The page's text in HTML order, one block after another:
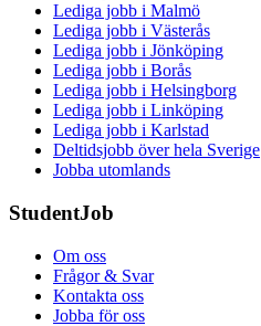
Lediga jobb i Malmö
Lediga jobb i Västerås
Lediga jobb i Jönköping
Lediga jobb i Borås
Lediga jobb i Helsingborg
Lediga jobb i Linköping
Lediga jobb i Karlstad
Deltidsjobb över hela Sverige
Jobba utomlands
StudentJob
Om oss
Frågor & Svar
Kontakta oss
Jobba för oss